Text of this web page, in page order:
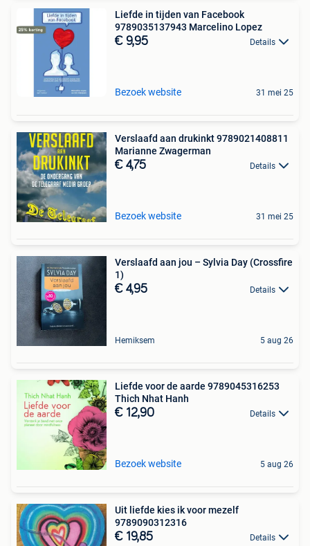
Liefde in tijden van Facebook
9789035137943 Marcelino Lopez
€ 9,95 Details
Bezoek website 31 mei 25
Verslaafd aan drukinkt 9789021408811
Marianne Zwagerman
€ 4,75 Details
Bezoek website 31 mei 25
Verslaafd aan jou – Sylvia Day (Crossfire
1)
€ 4,95 Details
Hemiksem 5 aug 26
Liefde voor de aarde 9789045316253
Thich Nhat Hanh
€ 12,90 Details
Bezoek website 5 aug 26
Uit liefde kies ik voor mezelf
9789090312316
€ 19,85 Details